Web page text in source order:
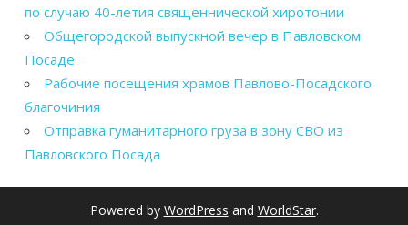
по случаю 40-летия священнической хиротонии
Общегородской выпускной вечер в Павловском
Посаде
Рабочие посещения храмов Павлово-Посадского
благочиния
Отправка гуманитарного груза в зону СВО из
Павловского Посада
Powered by WordPress and WorldStar.